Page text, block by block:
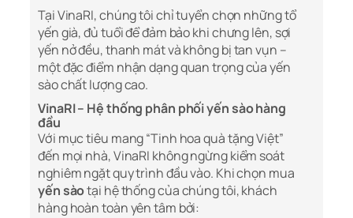
Tại VinaRI, chúng tôi chỉ tuyển chọn những tổ
yến già, đủ tuổi để đảm bảo khi chưng lên, sợi
yến nở đều, thanh mát và không bị tan vụn –
một đặc điểm nhận dạng quan trọng của yến
sào chất lượng cao.
VinaRI – Hệ thống phân phối yến sào hàng
đầu
Với mục tiêu mang “Tinh hoa quà tặng Việt”
đến mọi nhà, VinaRI không ngừng kiểm soát
nghiêm ngặt quy trình đầu vào. Khi chọn mua
yến sàotại hệ thống của chúng tôi, khách
hàng hoàn toàn yên tâm bởi: